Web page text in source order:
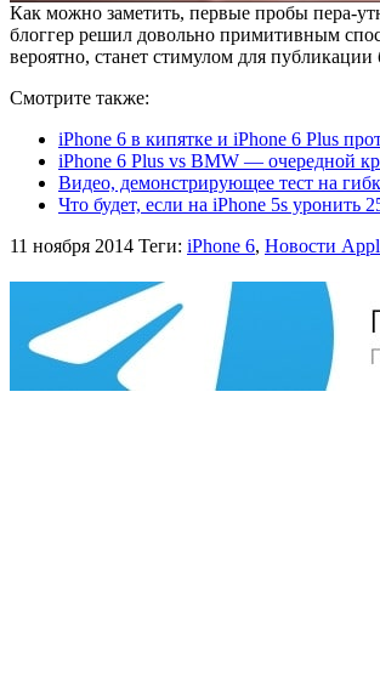
Как можно заметить, первые пробы пера-
блоггер решил довольно примитивным
вероятно, станет стимулом для
Смотрите также:
iPhone 6 в кипятке и iPhone 6 Plus
iPhone 6 Plus vs BMW — очередной
Видео, демонстрирующее тест на
Что будет, если на iPhone 5s уронить
11 ноября 2014 Теги: iPhone 6, Новости